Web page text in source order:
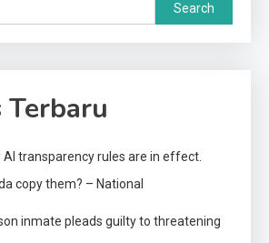
Search
Terbaru
AI transparency rules are in effect.
copy them? – National
inmate pleads guilty to threatening